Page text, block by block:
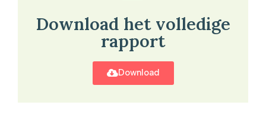
Download het volledige
rapport
Download